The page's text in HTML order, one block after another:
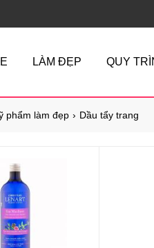
LÀM ĐẸP QUY
phẩm làm đẹp Dầu tẩy trang